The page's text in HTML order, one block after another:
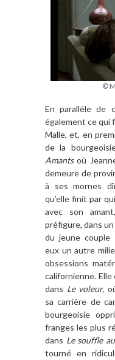
©
En parallèle de
également ce qui
Malle, et, en
de la
Amantsoù
demeure de
à ses mornes
qu’elle finit par
avec son
préfigure, dans
du jeune couple
eux un autre
obsessions
californienne.
dans Le voleur,
sa carrière de
bourgeoisie
franges les plus
dans Le souffle
tourné en